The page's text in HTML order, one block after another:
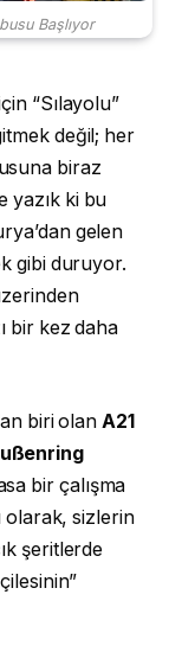
Başlıyor
“Sılayolu”
değil; her
biraz
yazık ki bu
gelen
gibi duruyor.
bir kez daha
biri olanA21
bir çalışma
olarak, sizlerin
şeritlerde